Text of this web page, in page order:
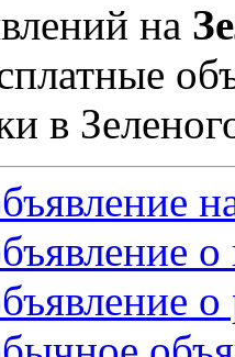
на
в
о